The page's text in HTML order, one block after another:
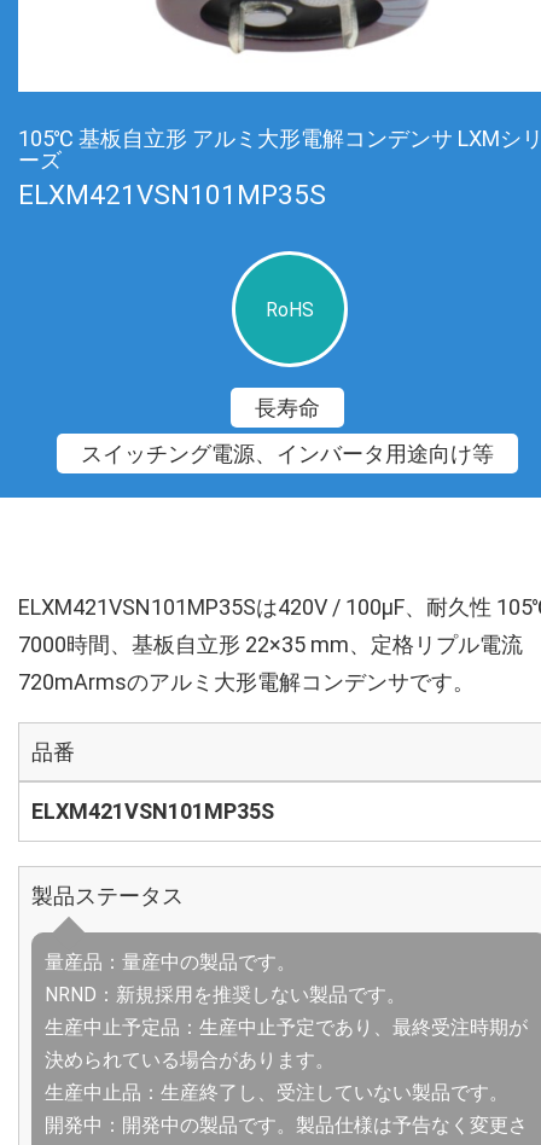
105℃ 基板自立形 アルミ大形電解コンデンサ LXMシ
ーズ
ELXM421VSN101MP35S
RoHS
長寿命
スイッチング電源、インバータ用途向け等
ELXM421VSN101MP35Sは420V / 100µF、耐久性
7000時間、基板自立形 22×35 mm、定格リプル電流
720mArmsのアルミ大形電解コンデンサです。
品番
ELXM421VSN101MP35S
製品ステータス
量産品：量産中の製品です。
NRND：新規採用を推奨しない製品です。
生産中止予定品：生産中止予定であり、最終受注時期が
決められている場合があります。
生産中止品：生産終了し、受注していない製品です。
開発中：開発中の製品です。製品仕様は予告なく変更さ